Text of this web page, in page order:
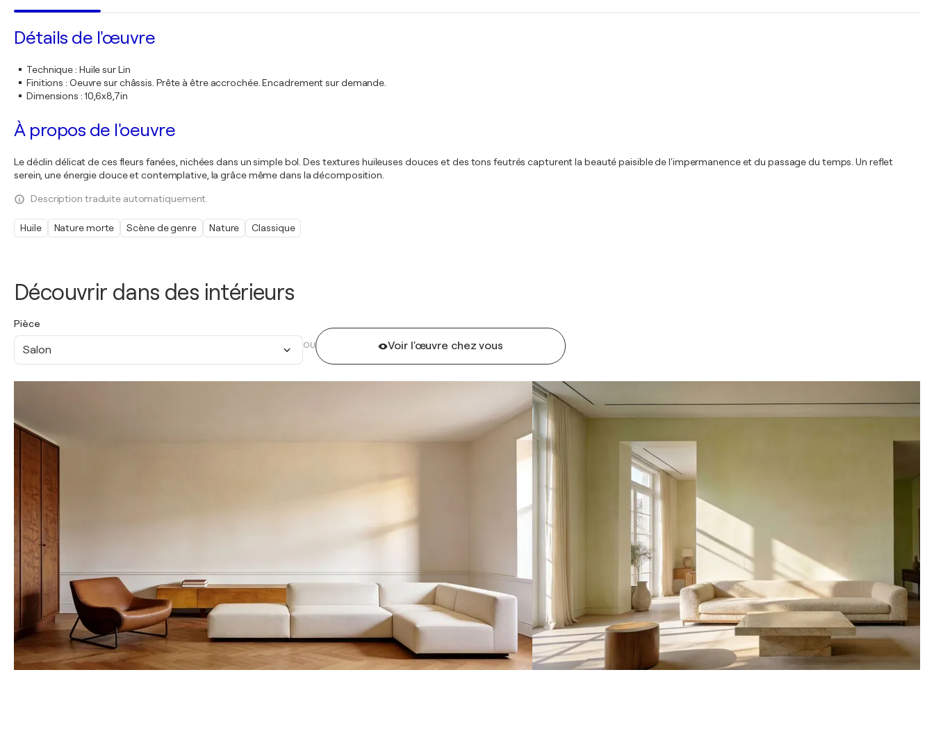
Découvrir dans des intérieurs
Pièce
Salon OU Voir l'œuvre chez vous
Détails de l'œuvre
Technique: Huile sur Lin
Finitions : Oeuvre sur châssis. Prête à être accrochée. Encadrement sur demande.
Dimensions : 10,6x8,7in
À propos de l'oeuvre
Le déclin délicat de ces fleurs fanées, nichées dans un simple bol. Des textures huileuses douces et des tons feutrés capturent la beauté paisible de l'impermanence et du passage du temps. Un reflet
serein, une énergie douce et contemplative, la grâce même dans la décomposition.
Description traduite automatiquement.
Huile Nature morte Scène de genre Nature Classique